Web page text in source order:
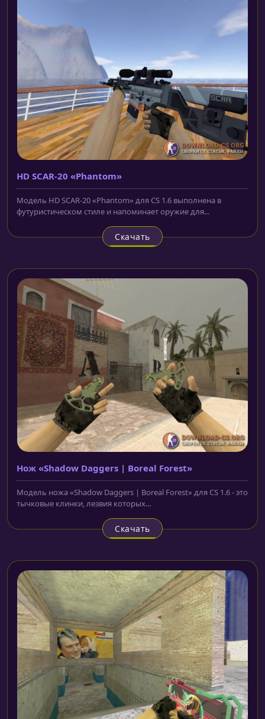
HD SCAR-20 «Phantom»
Модель HD SCAR-20 «Phantom» для CS 1.6 выполнена в
футуристическом стиле и напоминает оружие для...
Скачать
Нож «Shadow Daggers | Boreal Forest»
Модель ножа «Shadow Daggers | Boreal Forest» для CS 1.6 - это
тычковые клинки, лезвия которых...
Скачать